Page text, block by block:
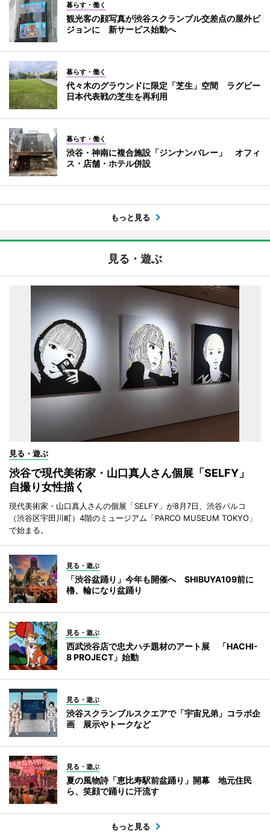
暮らす・働く
観光客の顔写真が渋谷スクランブル交差点の屋外ビ
ジョンに 新サービス始動へ
暮らす・働く
代々木のグラウンドに限定「芝生」空間 ラグビー
日本代表戦の芝生を再利用
暮らす・働く
渋谷・神南に複合施設「ジンナンバレー」 オフィ
ス・店舗・ホテル併設
もっと見る
見る・遊ぶ
見る・遊ぶ
渋谷で現代美術家・山口真人さん個展「SELFY」
自撮り女性描く
現代美術家・山口真人さんの個展「SELFY」が8月7日、渋谷パルコ
（渋谷区宇田川町）4階のミュージアム「PARCO MUSEUM TOKYO」
で始まる。
見る・遊ぶ
「渋谷盆踊り」今年も開催へ SHIBUYA109前に
櫓、輪になり盆踊り
見る・遊ぶ
西武渋谷店で忠犬ハチ題材のアート展 「HACHI-
8 PROJECT」始動
見る・遊ぶ
渋谷スクランブルスクエアで「宇宙兄弟」コラボ企
画 展示やトークなど
見る・遊ぶ
夏の風物詩「恵比寿駅前盆踊り」開幕 地元住民
ら、笑顔で踊りに汗流す
もっと見る